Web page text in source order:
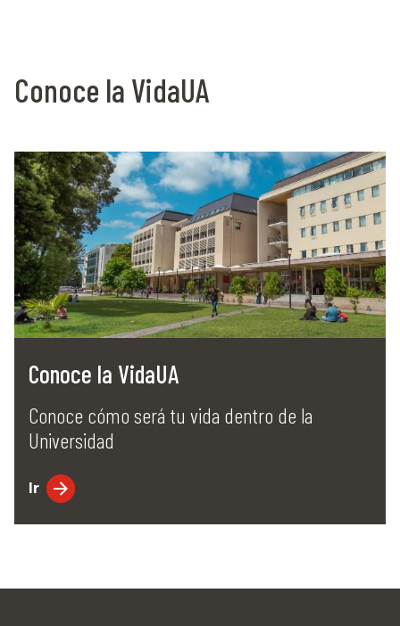
Conoce la VidaUA
Conoce la VidaUA
Conoce cómo será tu vida dentro de la
Universidad
Ir